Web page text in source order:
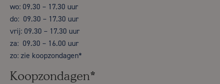
wo: 09.30 – 17.30 uur
do: 09.30 – 17.30 uur
vrij: 09.30 – 17.30 uur
za: 09.30 – 16.00 uur
zo: zie koopzondagen*
Koopzondagen*